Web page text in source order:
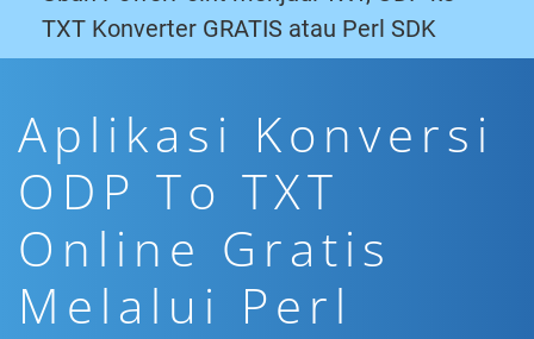
TXT Konverter GRATIS atau Perl SDK
Aplikasi Konversi
ODP To TXT
Online Gratis
Melalui Perl